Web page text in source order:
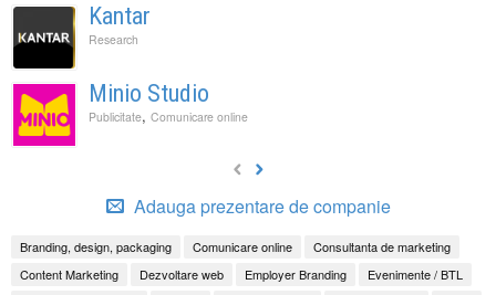
Kantar
Research
Minio Studio
Publicitate, Comunicare online
Adauga prezentare de companie
Branding, design, packaging Comunicare online
Consultanta de marketing
Content Marketing
Dezvoltare web Employer Branding
Evenimente / BTL